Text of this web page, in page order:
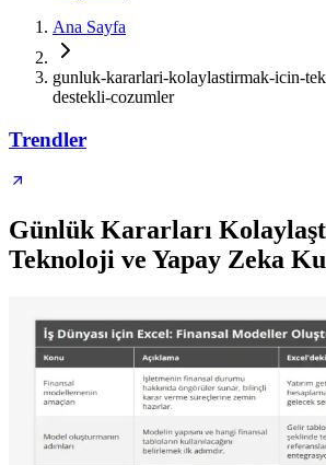
Ana Sayfa
gunluk-kararlari-kolaylastirmak-icin-
destekli-cozumler
Trendler
Günlük Kararları
Teknoloji ve Yapay Zeka